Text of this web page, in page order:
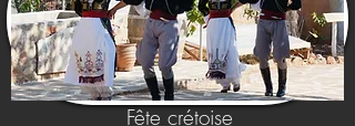
Fête crétoise